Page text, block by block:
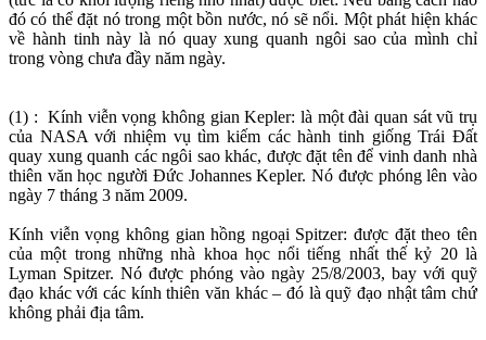
đó có thể đặt nó trong một bồn nước, nó sẽ nổi. Một phát hiện khác
về hành tinh này là nó quay xung quanh ngôi sao của mình chỉ
trong vòng chưa đầy năm ngày.
(1) : Kính viễn vọng không gian Kepler: là một đài quan sát vũ trụ
của NASA với nhiệm vụ tìm kiếm các hành tinh giống Trái Đất
quay xung quanh các ngôi sao khác, được đặt tên để vinh danh nhà
thiên văn học người Đức Johannes Kepler. Nó được phóng lên vào
ngày 7 tháng 3 năm 2009.
Kính viễn vọng không gian hồng ngoại Spitzer: được đặt theo tên
của một trong những nhà khoa học nổi tiếng nhất thế kỷ 20 là
Lyman Spitzer. Nó được phóng vào ngày 25/8/2003, bay với quỹ
đạo khác với các kính thiên văn khác – đó là quỹ đạo nhật tâm chứ
không phải địa tâm.